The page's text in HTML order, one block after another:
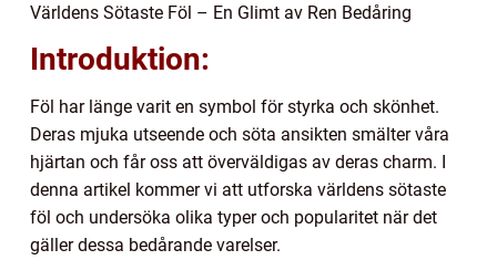
Världens Sötaste Föl – En Glimt av Ren Bedåring
Introduktion:
Föl har länge varit en symbol för styrka och skönhet.
Deras mjuka utseende och söta ansikten smälter våra
hjärtan och får oss att överväldigas av deras charm. I
denna artikel kommer vi att utforska världens sötaste
föl och undersöka olika typer och popularitet när det
gäller dessa bedårande varelser.